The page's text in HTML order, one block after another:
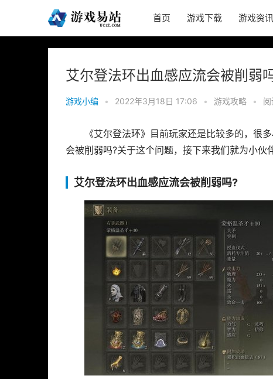
首页 游戏下载 游戏资讯
艾尔登法环出血感应流会被削弱
游戏小编 • 2022年3月18日 17:06 • 游戏攻略 •
《艾尔登法环》目前玩家还是比较多的，很
会被削弱吗?关于这个问题，接下来我们就为小伙
艾尔登法环出血感应流会被削弱吗?